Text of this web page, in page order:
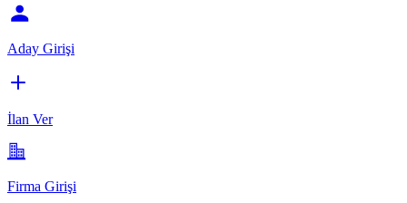
Aday Girişi
İlan Ver
Firma Girişi